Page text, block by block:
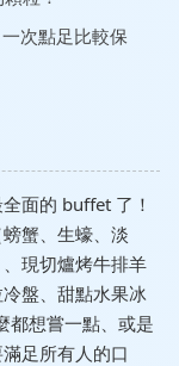
次點足比較保
面的 buffet 了！
蟹、生蠔、淡
現切爐烤牛排羊
盤、甜點水果冰
都想嘗一點、或是
足所有人的口